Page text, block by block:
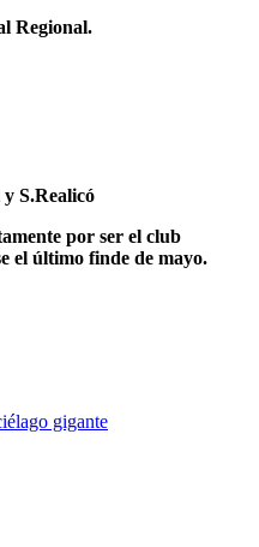
Regional.
S.Realicó
por ser el club
el último finde de mayo.
gigante